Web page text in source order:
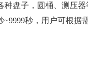
盘子，圆桶、测压
秒，用户可根据